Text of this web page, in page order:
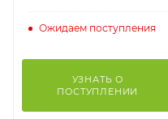
Ожидаем поступления
УЗНАТЬ О
ПОСТУПЛЕНИИ